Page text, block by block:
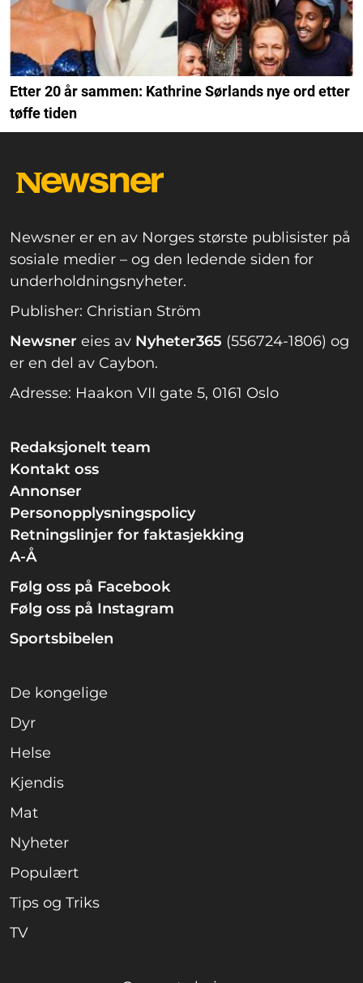
Etter 20 år sammen: Kathrine Sørlands nye ord etter
tøffe tiden
Newsner er en av Norges største publisister på
sosiale medier – og den ledende siden for
underholdningsnyheter.
Publisher: Christian Ström
Newsner eies av Nyheter365 (556724-1806) og
er en del av Caybon.
Adresse: Haakon VII gate 5, 0161 Oslo
Redaksjonelt team
Kontakt oss
Annonser
Personopplysningspolicy
Retningslinjer for faktasjekking
A-Å
Følg oss på Facebook
Følg oss på Instagram
Sportsbibelen
De kongelige
Dyr
Helse
Kjendis
Mat
Nyheter
Populært
Tips og Triks
TV